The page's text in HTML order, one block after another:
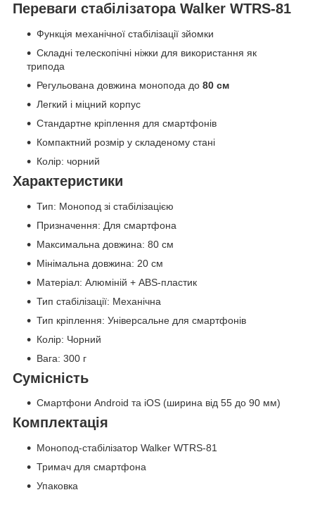
Переваги стабілізатора Walker WTRS-81
Функція механічної стабілізації зйомки
Складні телескопічні ніжки для використання як
трипода
Регульована довжина монопода до 80 см
Легкий і міцний корпус
Стандартне кріплення для смартфонів
Компактний розмір у складеному стані
Колір: чорний
Характеристики
Тип: Монопод зі стабілізацією
Призначення: Для смартфона
Максимальна довжина: 80 см
Мінімальна довжина: 20 см
Матеріал: Алюміній + ABS-пластик
Тип стабілізації: Механічна
Тип кріплення: Універсальне для смартфонів
Колір: Чорний
Вага: 300 г
Сумісність
Смартфони Android та iOS (ширина від 55 до 90 мм)
Комплектація
Монопод-стабілізатор Walker WTRS-81
Тримач для смартфона
Упаковка